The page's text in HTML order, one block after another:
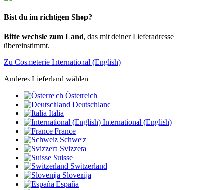
Bist du im richtigen Shop?
Bitte wechsle zum Land, das mit deiner Lieferadresse
übereinstimmt.
Zu Cosmeterie International (English)
Anderes Lieferland wählen
Österreich
Deutschland
Italia
International (English)
France
Schweiz
Svizzera
Suisse
Switzerland
Slovenija
España